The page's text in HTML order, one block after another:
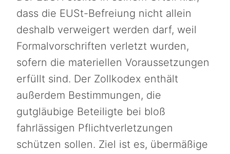
dass die EUSt-Befreiung nicht allein
deshalb verweigert werden darf, weil
Formalvorschriften verletzt wurden,
sofern die materiellen Voraussetzungen
erfüllt sind. Der Zollkodex enthält
außerdem Bestimmungen, die
gutgläubige Beteiligte bei bloß
fahrlässigen Pflichtverletzungen
schützen sollen. Ziel ist es, übermäßige